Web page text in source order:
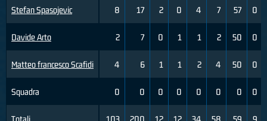
Stefan Spasojevic
Davide Arto
Matteo francesco Scafidi
Squadra
8 17 2 0 4 7 57 0
2 7 0 1 1 2 50 0
4 6 1 1 2 4 50 0
0 0 0 0 0 0 0 0